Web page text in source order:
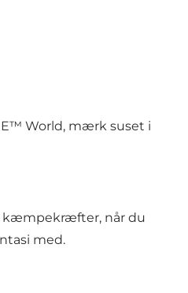
World, mærk suset i
kæmpekræfter, når du
med.